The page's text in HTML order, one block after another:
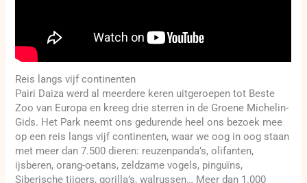
Reis langs vijf continenten
Pairi Daiza werd al meerdere keren uitgeroepen tot Beste
Zoo van Europa en kreeg drie sterren in de Groene Michelin-
Gids. Het Park neemt ons gedurende heel ons bezoek mee
op een reis langs vijf continenten, waar we oog in oog staan
met meer dan 7.500 dieren: reuzenpanda’s, olifanten,
ijsberen, orang-oetans, zeldzame vogels, pinguïns,
Siberische tijgers, gorilla’s, walrussen… Meer dan 1.000